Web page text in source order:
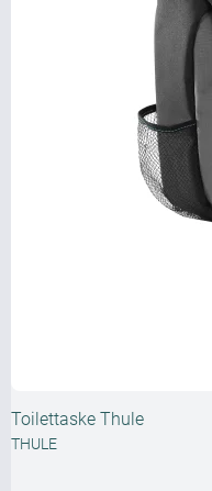
Toilettaske Thule
THULE